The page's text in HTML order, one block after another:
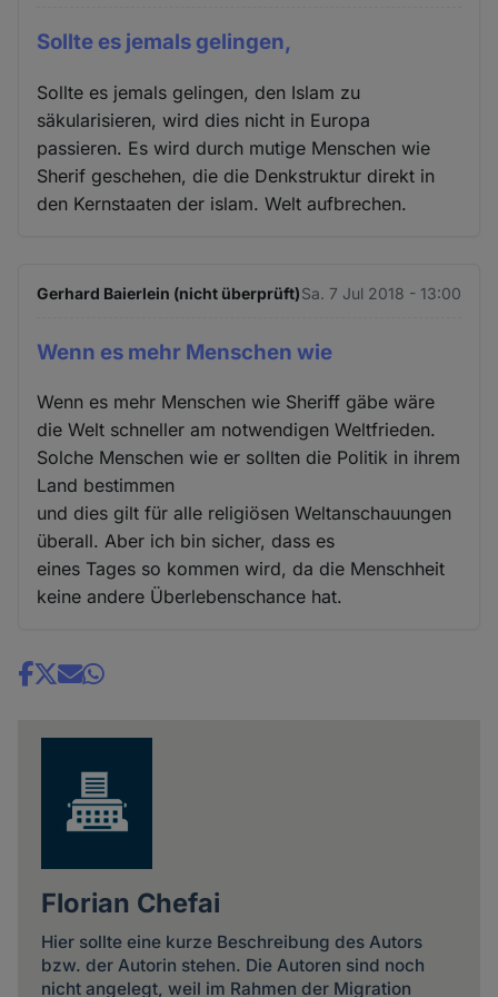
Sollte es jemals gelingen,
Sollte es jemals gelingen, den Islam zu
säkularisieren, wird dies nicht in Europa
passieren. Es wird durch mutige Menschen wie
Sherif geschehen, die die Denkstruktur direkt in
den Kernstaaten der islam. Welt aufbrechen.
Gerhard Baierlein (nicht überprüft)Sa. 7 Jul 2018 - 13:00
Wenn es mehr Menschen wie
Wenn es mehr Menschen wie Sheriff gäbe wäre
die Welt schneller am notwendigen Weltfrieden.
Solche Menschen wie er sollten die Politik in ihrem
Land bestimmen
und dies gilt für alle religiösen Weltanschauungen
überall. Aber ich bin sicher, dass es
eines Tages so kommen wird, da die Menschheit
keine andere Überlebenschance hat.
Share
Florian Chefai
Hier sollte eine kurze Beschreibung des Autors
bzw. der Autorin stehen. Die Autoren sind noch
nicht angelegt, weil im Rahmen der Migration